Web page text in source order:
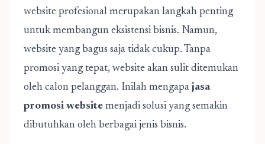
website profesional merupakan langkah penting
untuk membangun eksistensi bisnis. Namun,
website yang bagus saja tidak cukup. Tanpa
promosi yang tepat, website akan sulit ditemukan
oleh calon pelanggan. Inilah mengapa jasa
promosi website menjadi solusi yang semakin
dibutuhkan oleh berbagai jenis bisnis.